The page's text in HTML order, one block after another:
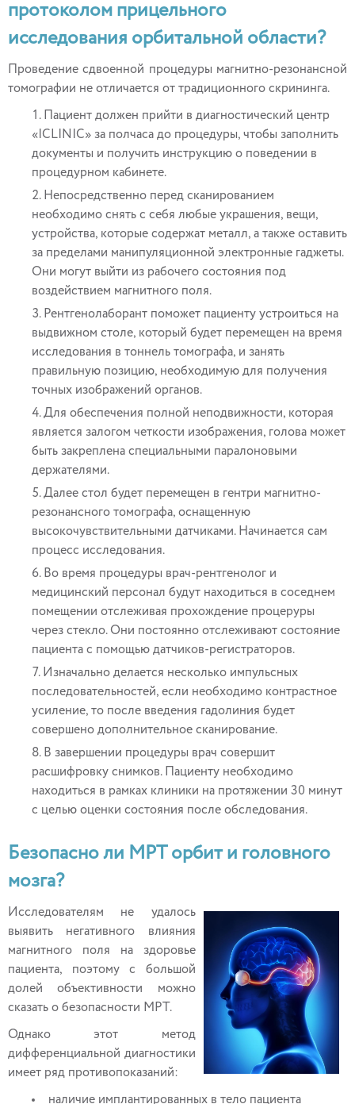
протоколом прицельного
исследования орбитальной области?
Проведение сдвоенной процедуры магнитно-резонансной
томографии не отличается от традиционного скрининга.
Пациент должен прийти в диагностический центр
«ICLINIC» за полчаса до процедуры, чтобы заполнить
документы и получить инструкцию о поведении в
процедурном кабинете.
Непосредственно перед сканированием
необходимо снять с себя любые украшения, вещи,
устройства, которые содержат металл, а также оставить
за пределами манипуляционной электронные гаджеты.
Они могут выйти из рабочего состояния под
воздействием магнитного поля.
Рентгенолаборант поможет пациенту устроиться на
выдвижном столе, который будет перемещен на время
исследования в тоннель томографа, и занять
правильную позицию, необходимую для получения
точных изображений органов.
Для обеспечения полной неподвижности, которая
является залогом четкости изображения, голова может
быть закреплена специальными паралоновыми
держателями.
Далее стол будет перемещен в гентри магнитно-
резонансного томографа, оснащенную
высокочувствительными датчиками. Начинается сам
процесс исследования.
Во время процедуры врач-рентгенолог и
медицинский персонал будут находиться в соседнем
помещении отслеживая прохождение процеруры
через стекло. Они постоянно отслеживают состояние
пациента с помощью датчиков-регистраторов.
Изначально делается несколько импульсных
последовательностей, если необходимо контрастное
усиление, то после введения гадолиния будет
совершено дополнительное сканирование.
В завершении процедуры врач совершит
расшифровку снимков. Пациенту необходимо
находиться в рамках клиники на протяжении 30 минут
с целью оценки состояния после обследования.
Безопасно ли МРТ орбит и головного
мозга?
Исследователям не удалось
выявить негативного влияния
магнитного поля на здоровье
пациента, поэтому с большой
долей объективности можно
сказать о безопасности МРТ.
Однако этот метод
дифференциальной диагностики
имеет ряд противопоказаний:
наличие имплантированных в тело пациента